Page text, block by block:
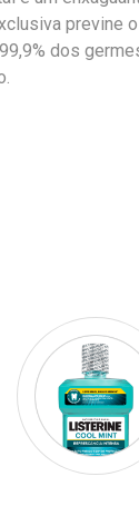
previne
dos